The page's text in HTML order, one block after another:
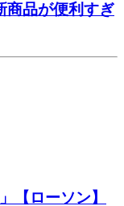
商品が便利すぎ
【ローソン】